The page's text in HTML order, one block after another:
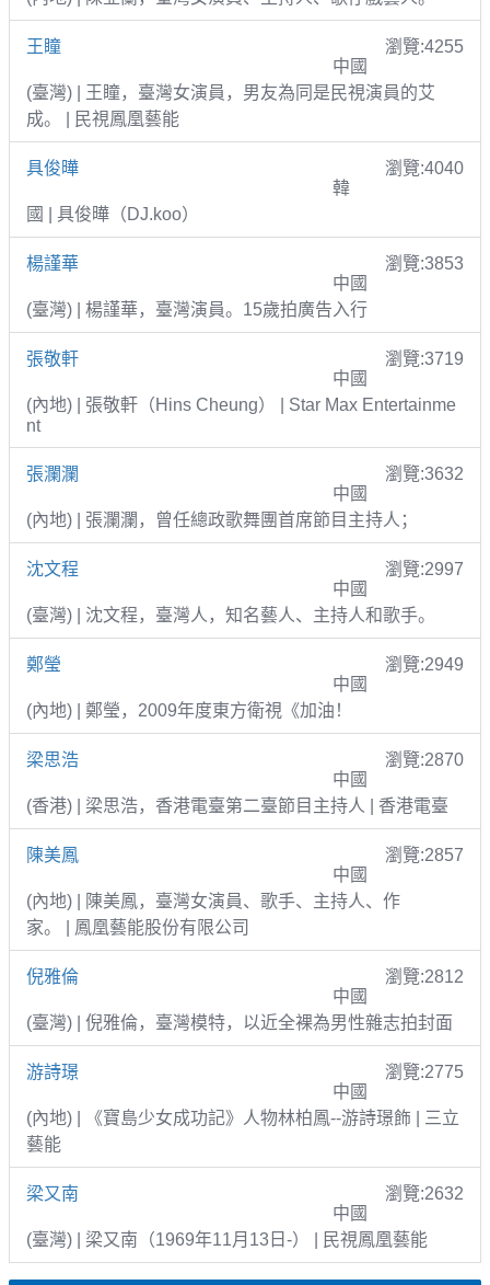
王瞳
瀏覽:4255
中國
(臺灣) | 王瞳，臺灣女演員，男友為同是民視演員的艾
成。 | 民視鳳凰藝能
具俊曄
瀏覽:4040
韓
國 | 具俊曄（DJ.koo）
楊謹華
瀏覽:3853
中國
(臺灣) | 楊謹華，臺灣演員。15歲拍廣告入行
張敬軒
瀏覽:3719
中國
(內地) | 張敬軒（Hins Cheung） | Star Max Entertainme
nt
張瀾瀾
瀏覽:3632
中國
(內地) | 張瀾瀾，曾任總政歌舞團首席節目主持人；
沈文程
瀏覽:2997
中國
(臺灣) | 沈文程，臺灣人，知名藝人、主持人和歌手。
鄭瑩
瀏覽:2949
中國
(內地) | 鄭瑩，2009年度東方衛視《加油！
梁思浩
瀏覽:2870
中國
(香港) | 梁思浩，香港電臺第二臺節目主持人 | 香港電臺
陳美鳳
瀏覽:2857
中國
(內地) | 陳美鳳，臺灣女演員、歌手、主持人、作
家。 | 鳳凰藝能股份有限公司
倪雅倫
瀏覽:2812
中國
(臺灣) | 倪雅倫，臺灣模特，以近全裸為男性雜志拍封面
游詩璟
瀏覽:2775
中國
(內地) | 《寶島少女成功記》人物林柏鳳--游詩璟飾 | 三立
藝能
梁又南
瀏覽:2632
中國
(臺灣) | 梁又南（1969年11月13日-） | 民視鳳凰藝能